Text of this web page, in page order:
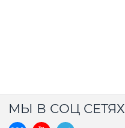
МЫ В СОЦ СЕТЯХ